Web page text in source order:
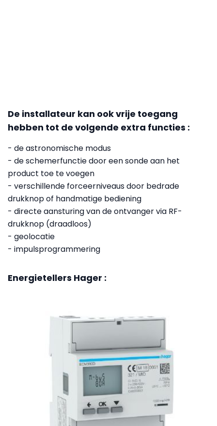
De installateur kan ook vrije toegang
hebben tot de volgende extra functies :
- de astronomische modus
- de schemerfunctie door een sonde aan het
product toe te voegen
- verschillende forceerniveaus door bedrade
drukknop of handmatige bediening
- directe aansturing van de ontvanger via RF-
drukknop (draadloos)
- geolocatie
- impulsprogrammering
Energietellers Hager :